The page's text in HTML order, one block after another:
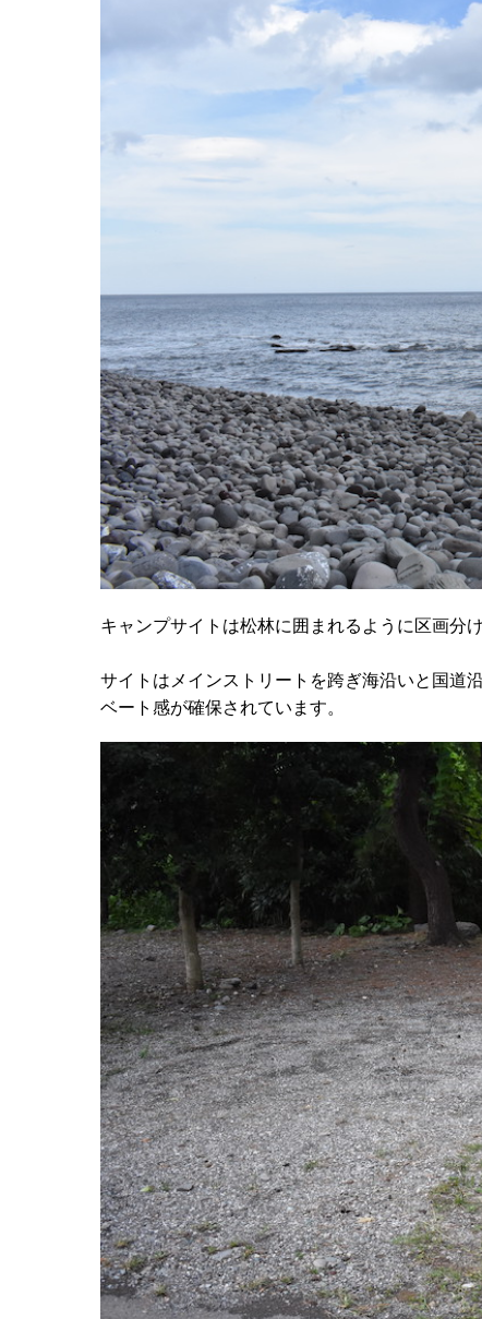
キャンプサイトは松林に囲まれるように区画分
サイトはメインストリートを跨ぎ海沿いと国道
ベート感が確保されています。